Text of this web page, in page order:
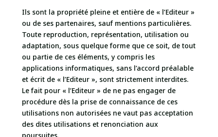
Ils sont la propriété pleine et entière de « l’Editeur »
ou de ses partenaires, sauf mentions particulières.
Toute reproduction, représentation, utilisation ou
adaptation, sous quelque forme que ce soit, de tout
ou partie de ces éléments, y compris les
applications informatiques, sans l’accord préalable
et écrit de « l’Editeur », sont strictement interdites.
Le fait pour « l’Editeur » de ne pas engager de
procédure dès la prise de connaissance de ces
utilisations non autorisées ne vaut pas acceptation
des dites utilisations et renonciation aux